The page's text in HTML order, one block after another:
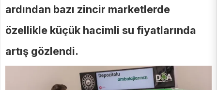
ardından bazı zincir marketlerde
özellikle küçük hacimli su fiyatlarında
artış gözlendi.